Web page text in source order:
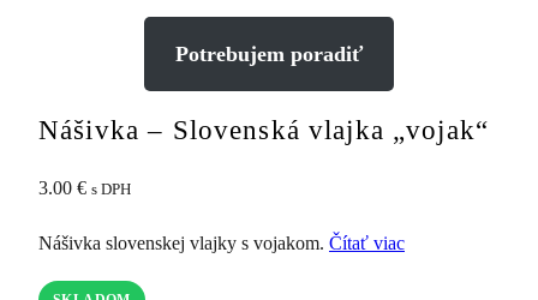
Potrebujem poradiť
Nášivka – Slovenská vlajka „vojak“
3.00 € s DPH
Nášivka slovenskej vlajky s vojakom. Čítať viac